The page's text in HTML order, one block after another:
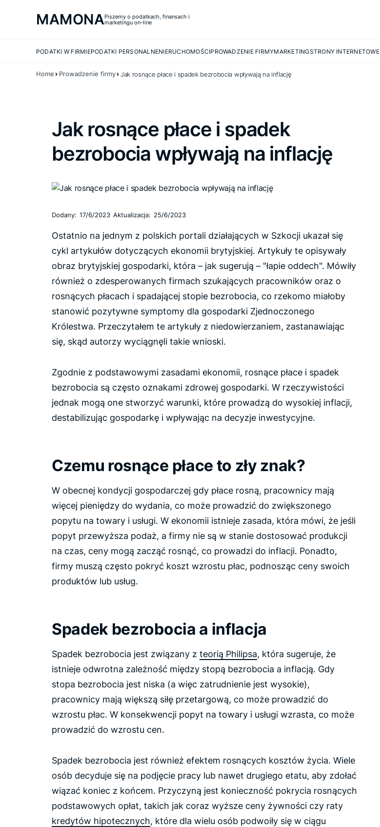
MAMONAPiszemy o podatkach, finansach i
marketingu on-line
PODATKI W FIRMIEPODATKI PERSONALNENIERUCHOMOŚCIPROWADZENIE FIRMYMARKETINGSTRONY INTERNETOWE
Home Prowadzenie firmy Jak rosnące płace i spadek bezrobocia wpływają na inflację
Jak rosnące płace i spadek
bezrobocia wpływają na inflację
Dodany: 17/6/2023 Aktualizacja: 25/6/2023
Ostatnio na jednym z polskich portali działających w Szkocji ukazał się
cykl artykułów dotyczących ekonomii brytyjskiej. Artykuły te opisywały
obraz brytyjskiej gospodarki, która – jak sugerują – "łapie oddech". Mówiły
również o zdesperowanych firmach szukających pracowników oraz o
rosnących płacach i spadającej stopie bezrobocia, co rzekomo miałoby
stanowić pozytywne symptomy dla gospodarki Zjednoczonego
Królestwa. Przeczytałem te artykuły z niedowierzaniem, zastanawiając
się, skąd autorzy wyciągnęli takie wnioski.
Zgodnie z podstawowymi zasadami ekonomii, rosnące płace i spadek
bezrobocia są często oznakami zdrowej gospodarki. W rzeczywistości
jednak mogą one stworzyć warunki, które prowadzą do wysokiej inflacji,
destabilizując gospodarkę i wpływając na decyzje inwestycyjne.
Czemu rosnące płace to zły znak?
W obecnej kondycji gospodarczej gdy płace rosną, pracownicy mają
więcej pieniędzy do wydania, co może prowadzić do zwiększonego
popytu na towary i usługi. W ekonomii istnieje zasada, która mówi, że jeśli
popyt przewyższa podaż, a firmy nie są w stanie dostosować produkcji
na czas, ceny mogą zacząć rosnąć, co prowadzi do inflacji. Ponadto,
firmy muszą często pokryć koszt wzrostu płac, podnosząc ceny swoich
produktów lub usług.
Spadek bezrobocia a inflacja
Spadek bezrobocia jest związany z teorią Philipsa, która sugeruje, że
istnieje odwrotna zależność między stopą bezrobocia a inflacją. Gdy
stopa bezrobocia jest niska (a więc zatrudnienie jest wysokie),
pracownicy mają większą siłę przetargową, co może prowadzić do
wzrostu płac. W konsekwencji popyt na towary i usługi wzrasta, co może
prowadzić do wzrostu cen.
Spadek bezrobocia jest również efektem rosnących kosztów życia. Wiele
osób decyduje się na podjęcie pracy lub nawet drugiego etatu, aby zdołać
wiązać koniec z końcem. Przyczyną jest konieczność pokrycia rosnących
podstawowych opłat, takich jak coraz wyższe ceny żywności czy raty
kredytów hipotecznych, które dla wielu osób podwoiły się w ciągu